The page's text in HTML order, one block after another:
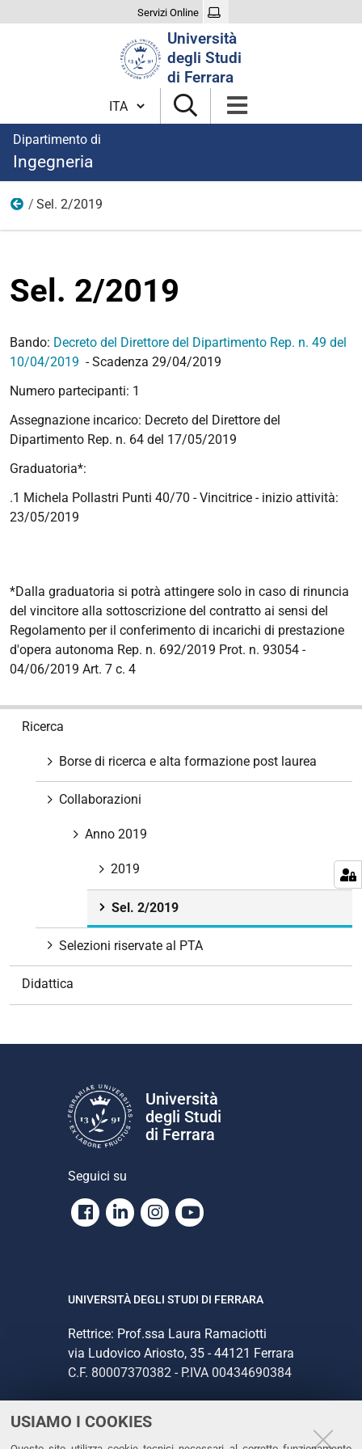
USIAMO I COOKIES
Servizi Online
Università
degli Studi
di Ferrara
Cambia lingua
Dipartimento di
Ingegneria
Anno 2019
Sel. 2/2019
Sel. 2/2019
Bando: Decreto del Direttore del Dipartimento Rep. n. 49 del
10/04/2019 - Scadenza 29/04/2019
Numero partecipanti: 1
Assegnazione incarico: Decreto del Direttore del
Dipartimento Rep. n. 64 del 17/05/2019
Graduatoria*:
.1 Michela Pollastri Punti 40/70 - Vincitrice - inizio attività:
23/05/2019
*Dalla graduatoria si potrà attingere solo in caso di rinuncia
del vincitore alla sottoscrizione del contratto ai sensi del
Regolamento per il conferimento di incarichi di prestazione
d'opera autonoma Rep. n. 692/2019 Prot. n. 93054 -
04/06/2019 Art. 7 c. 4
Ricerca
Borse di ricerca e alta formazione post laurea
Collaborazioni
Anno 2019
2019
Sel. 2/2019
Selezioni riservate al PTA
Didattica
Università
degli Studi
di Ferrara
Seguici su
Facebook
LinkedinInstagram
Youtube
UNIVERSITÀ DEGLI STUDI DI FERRARA
Rettrice: Prof.ssa Laura Ramaciotti
via Ludovico Ariosto, 35 - 44121 Ferrara
C.F. 80007370382 - P.IVA 00434690384
CONTATTI